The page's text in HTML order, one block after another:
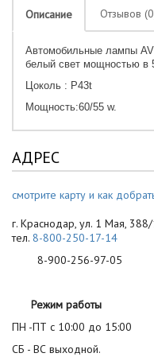
Описание Отзывов
Автомобильные лампы
белый свет мощностью в
Цоколь : P43t
Мощность:60/55 w.
АДРЕС
смотрите карту и как
г. Краснодар, ул. 1 Мая,
тел. 8-800-250-17-14
8-900-256-97-05
Режим работы
ПН -ПТ с 10:00 до 15:00
СБ - ВС выходной.